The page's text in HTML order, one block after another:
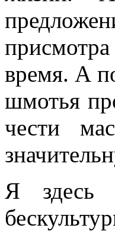
время. А
шмотья
чести
Я здесь